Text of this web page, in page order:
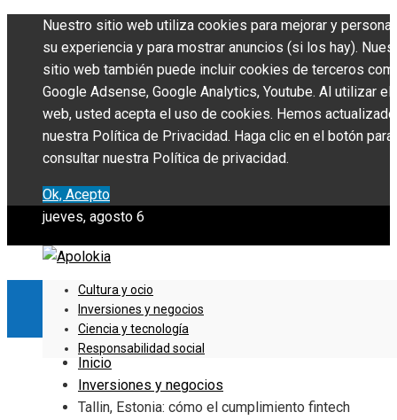
Nuestro sitio web utiliza cookies para mejorar y
su experiencia y para mostrar anuncios (si los hay).
sitio web también puede incluir cookies de terceros
Google Adsense, Google Analytics, Youtube. Al utilizar
web, usted acepta el uso de cookies. Hemos actualizado
nuestra Política de Privacidad. Haga clic en el botón para
consultar nuestra Política de privacidad.
Ok, Acepto
jueves, agosto 6
Cultura y ocio
Inversiones y negocios
Ciencia y tecnología
Responsabilidad social
Inicio
Inversiones y negocios
Tallin, Estonia: cómo el cumplimiento fintech